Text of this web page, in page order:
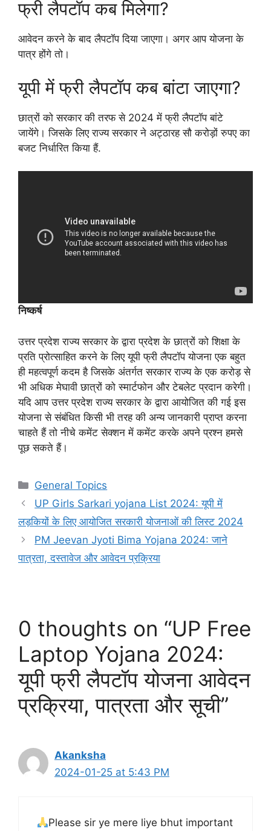
फ्री लैपटॉप कब मिलेगा?
आवेदन करने के बाद लैपटॉप दिया जाएगा। अगर आप योजना के
पात्र होंगे तो।
यूपी में फ्री लैपटॉप कब बांटा जाएगा?
छात्रों को सरकार की तरफ से 2024 में फ्री लैपटॉप बांटे
जायेंगे। जिसके लिए राज्य सरकार ने अट्ठारह सौ करोड़ों रुपए का
बजट निर्धारित किया हैं.
निष्कर्ष
उत्तर प्रदेश राज्य सरकार के द्वारा प्रदेश के छात्रों को शिक्षा के
प्रति प्रोत्साहित करने के लिए यूपी फ्री लैपटॉप योजना एक बहुत
ही महत्वपूर्ण कदम है जिसके अंतर्गत सरकार राज्य के एक करोड़ से
भी अधिक मेघावी छात्रों को स्मार्टफोन और टेबलेट प्रदान करेगी।
यदि आप उत्तर प्रदेश राज्य सरकार के द्वारा आयोजित की गई इस
योजना से संबंधित किसी भी तरह की अन्य जानकारी प्राप्त करना
चाहते हैं तो नीचे कमेंट सेक्शन में कमेंट करके अपने प्रश्न हमसे
पूछ सकते हैं।
Categories
General Topics
UP Girls Sarkari yojana List 2024: यूपी में
लड़कियों के लिए आयोजित सरकारी योजनाओं की लिस्ट 2024
PM Jeevan Jyoti Bima Yojana 2024: जाने
पात्रता, दस्तावेज और आवेदन प्रक्रिया
0 thoughts on “UP Free
Laptop Yojana 2024:
यूपी फ्री लैपटॉप योजना आवेदन
प्रक्रिया, पात्रता और सूची”
Akanksha
2024-01-25 at 5:43 PM
Please sir ye mere liye bhut important